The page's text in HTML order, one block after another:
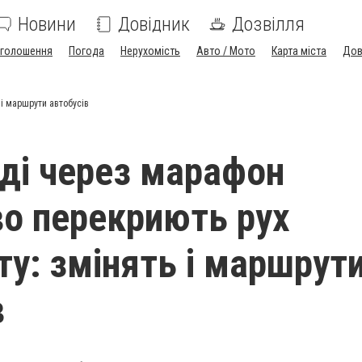
Новини Довідник Дозвілля
Погода Нерухомість Авто / Мото Карта міста
маршрути автобусів
через марафон
перекриють рух
змінять і